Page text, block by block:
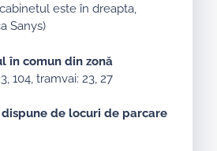
este în dreapta,
Sanys)
în comun din zonă
104, tramvai: 23, 27
de locuri de parcare